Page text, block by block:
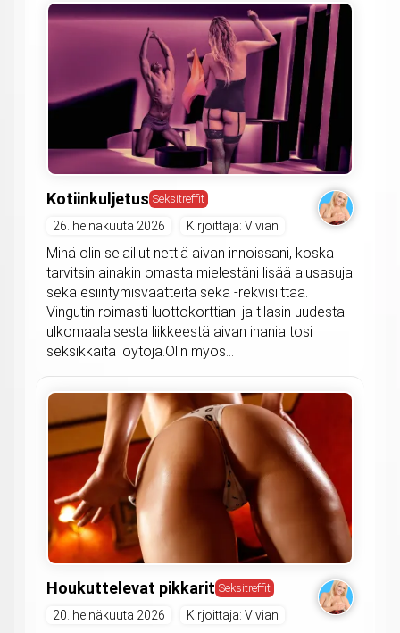
Kotiinkuljetus Seksitreffit
26. heinäkuuta 2026 Kirjoittaja: Vivian
Minä olin selaillut nettiä aivan innoissani, koska
tarvitsin ainakin omasta mielestäni lisää alusasuja
sekä esiintymisvaatteita sekä -rekvisiittaa.
Vingutin roimasti luottokorttiani ja tilasin uudesta
ulkomaalaisesta liikkeestä aivan ihania tosi
seksikkäitä löytöjä.Olin myös...
Houkuttelevat pikkarit Seksitreffit
20. heinäkuuta 2026 Kirjoittaja: Vivian